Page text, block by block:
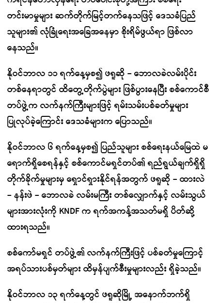
တင်းမာမှုများ ဆက်တိုက်မြင့်တက်နေသဖြင့် ဒေသခံပြည်
သူများ၏ လုံခြုံရေးအခြေအနေမှာ စိုးရိမ်ဖွယ်ရာ ဖြစ်လာ
နေသည်။
နိုဝင်ဘာလ ၁၁ ရက်နေ့မှစ၍ ဖရူဆို – ဘောလခဲလမ်းပိုင်း
တစ်နေရာတွင် ထိတွေ့တိုက်ပွဲများ ဖြစ်ပွားနေပြီး စစ်ကောင်စီ
တပ်ဖွဲ့က လက်နက်ကြီးများဖြင့် ရမ်းသမ်းပစ်ခတ်မှုများ
ပြုလုပ်ခဲ့ကြောင်း ဒေသခံများက ပြောသည်။
နိုဝင်ဘာလ ၆ ရက်နေ့မှစ၍ ပြည်သူများ စစ်ရေးနယ်မြေထဲ မ
ရောက်ရှိစေရန်နှင့် စစ်ကောင်မရှင်တပ်၏ ရည်ရွယ်ချက်ရှိရှိ
တိုက်ခိုက်မှုများမှ ရှောင်ရှားနိုင်ရန်အတွက် ဖရူဆို – ထားလဲ
– နန်းဖဲ – ဘောလခဲ လမ်းမကြီး တစ်လျှောက်နှင့် လမ်းသွယ်
များအားလုံးကို KNDF က ရက်အကန့်အသတ်မရှိ ပိတ်ဆို့
ထားရသည်။
စစ်ကော်မရှင် တပ်ဖွဲ့၏ လက်နက်ကြီးဖြင့် ပစ်ခတ်မှုကြောင့်
အရပ်သားပစ်မှတ်များ ထိမှန်ပျက်စီးမှုများလည်း ရှိခဲ့သည်။
နိုဝင်ဘာလ ၁၃ ရက်နေ့တွင် ဖရူဆိုမြို့ အနောက်ဘက်ရှိ